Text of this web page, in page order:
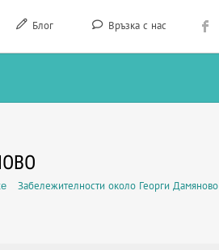
Блог Връзка с нас
Забележителности около Георги Дамяново